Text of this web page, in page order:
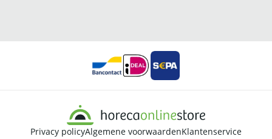
Privacy policyAlgemene voorwaardenKlantenservice